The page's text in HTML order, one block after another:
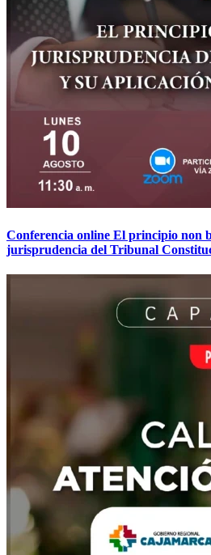
Conferencia online El principio non
jurisprudencia del Tribunal